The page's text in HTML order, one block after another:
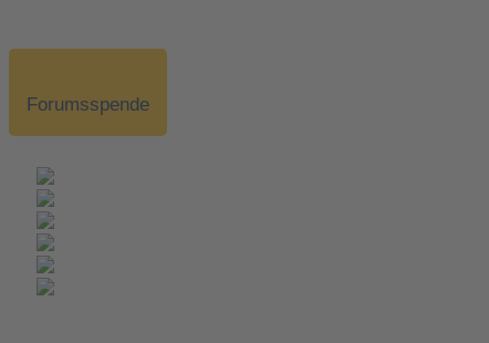
Forumsspende